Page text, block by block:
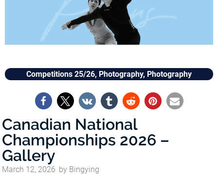
Competitions 25/26, Photography, Photography
Canadian National
Championships 2026 –
Gallery
March 12, 2026 by Bingying